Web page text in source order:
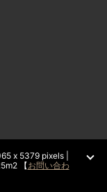
x 5379 pixels |
【お問い合わ